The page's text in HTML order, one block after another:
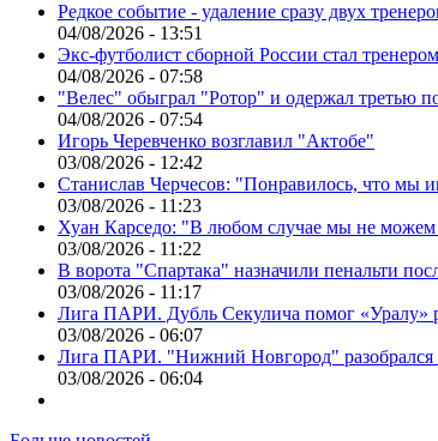
Редкое событие - удаление сразу двух
04/08/2026 - 13:51
Экс-футболист сборной России стал
04/08/2026 - 07:58
"Велес" обыграл "Ротор" и одержал третью
04/08/2026 - 07:54
Игорь Черевченко возглавил "Актобе"
03/08/2026 - 12:42
Станислав Черчесов: "Понравилось, что мы
03/08/2026 - 11:23
Хуан Карседо: "В любом случае мы не можем
03/08/2026 - 11:22
В ворота "Спартака" назначили пенальти
03/08/2026 - 11:17
Лига ПАРИ. Дубль Секулича помог «Уралу»
03/08/2026 - 06:07
Лига ПАРИ. "Нижний Новгород"
03/08/2026 - 06:04